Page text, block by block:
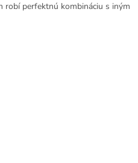
robí perfektnú kombináciu s iným